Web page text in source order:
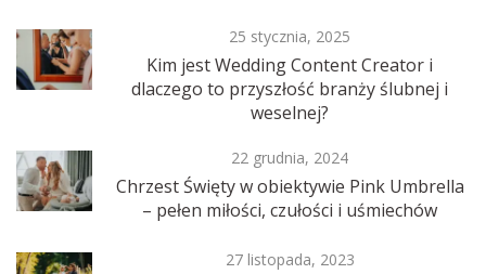
25 stycznia, 2025
Kim jest Wedding Content Creator i
dlaczego to przyszłość branży ślubnej i
weselnej?
22 grudnia, 2024
Chrzest Święty w obiektywie Pink Umbrella
– pełen miłości, czułości i uśmiechów
27 listopada, 2023